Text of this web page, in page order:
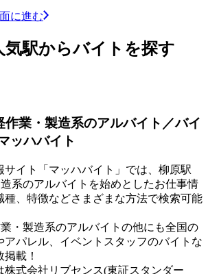
に進む
気駅からバイトを探す
作業・製造系のアルバイト／バイ
ッハバイト
サイト「マッハバイト」では、柳原駅
系のアルバイトを始めとしたお仕事情
種、特徴などさまざまな方法で検索可能
・製造系のアルバイトの他にも全国の
アパレル、イベントスタッフのバイトな
載！
株式会社リブセンス(東証スタンダー